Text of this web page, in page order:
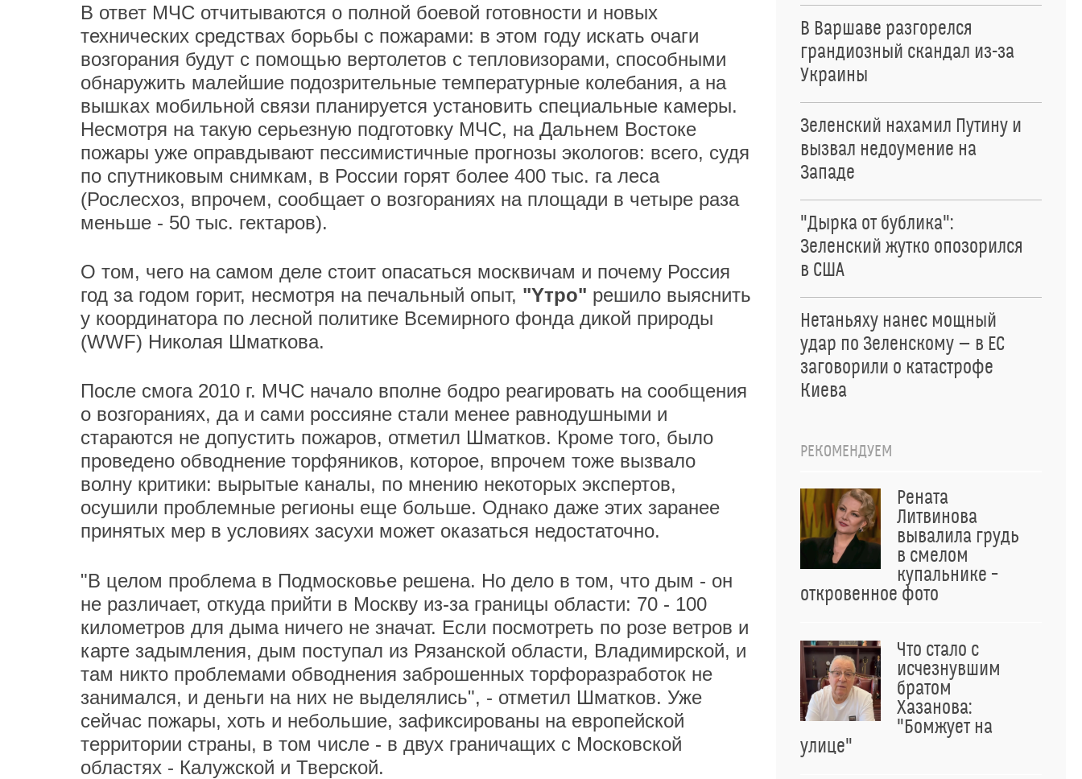
В ответ МЧС отчитываются о полной боевой готовности и новых
технических средствах борьбы с пожарами: в этом году искать очаги
возгорания будут с помощью вертолетов с тепловизорами, способными
обнаружить малейшие подозрительные температурные колебания, а на
вышках мобильной связи планируется установить специальные камеры.
Несмотря на такую серьезную подготовку МЧС, на Дальнем Востоке
пожары уже оправдывают пессимистичные прогнозы экологов: всего, судя
по спутниковым снимкам, в России горят более 400 тыс. га леса
(Рослесхоз, впрочем, сообщает о возгораниях на площади в четыре раза
меньше - 50 тыс. гектаров).
О том, чего на самом деле стоит опасаться москвичам и почему Россия
год за годом горит, несмотря на печальный опыт, "Yтро" решило выяснить
у координатора по лесной политике Всемирного фонда дикой природы
(WWF) Николая Шматкова.
После смога 2010 г. МЧС начало вполне бодро реагировать на сообщения
о возгораниях, да и сами россияне стали менее равнодушными и
стараются не допустить пожаров, отметил Шматков. Кроме того, было
проведено обводнение торфяников, которое, впрочем тоже вызвало
волну критики: вырытые каналы, по мнению некоторых экспертов,
осушили проблемные регионы еще больше. Однако даже этих заранее
принятых мер в условиях засухи может оказаться недостаточно.
"В целом проблема в Подмосковье решена. Но дело в том, что дым - он
не различает, откуда прийти в Москву из-за границы области: 70 - 100
километров для дыма ничего не значат. Если посмотреть по розе ветров и
карте задымления, дым поступал из Рязанской области, Владимирской, и
там никто проблемами обводнения заброшенных торфоразработок не
занимался, и деньги на них не выделялись", - отметил Шматков. Уже
сейчас пожары, хоть и небольшие, зафиксированы на европейской
территории страны, в том числе - в двух граничащих с Московской
областях - Калужской и Тверской.
В Варшаве разгорелся
грандиозный скандал из-за
Украины
Зеленский нахамил Путину и
вызвал недоумение на
Западе
"Дырка от бублика":
Зеленский жутко опозорился
в США
Нетаньяху нанес мощный
удар по Зеленскому — в ЕС
заговорили о катастрофе
Киева
РЕКОМЕНДУЕМ
Рената
Литвинова
вывалила грудь
в смелом
купальнике –
откровенное фото
Что стало с
исчезнувшим
братом
Хазанова:
"Бомжует на
улице"